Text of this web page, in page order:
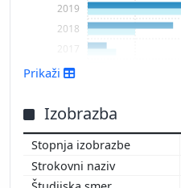
2014
2016
2017
2018
2019
Prikaži
Izobrazba